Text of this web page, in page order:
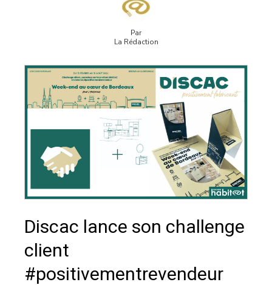
Par
La Rédaction
Discac lance son challenge
client
#positivementrevendeur